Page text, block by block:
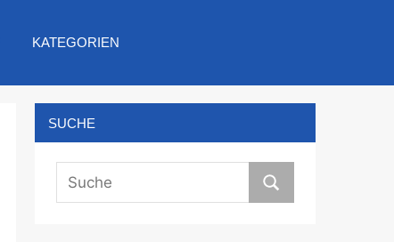
KATEGORIEN
SUCHE